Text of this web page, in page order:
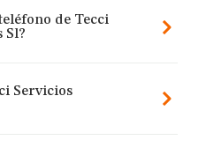
de Tecci
Sl?
Servicios